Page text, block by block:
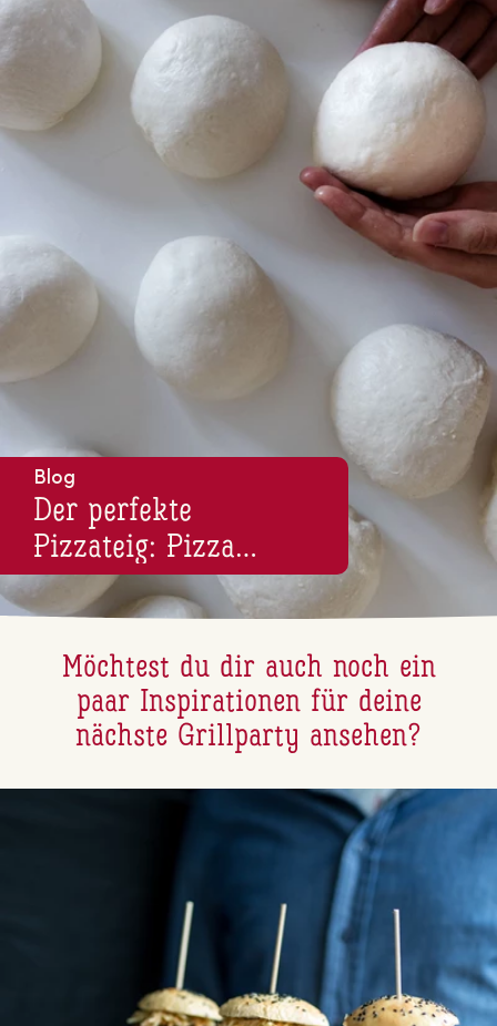
Blog
Der perfekte
Pizzateig: Pizza
backen leicht gemacht
Möchtest du dir auch noch ein
paar In­spi­ra­tio­nen für deine
nächste Grill­par­ty ansehen?